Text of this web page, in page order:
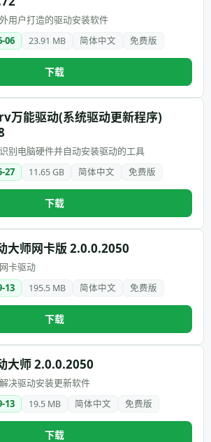
用户打造的驱动安装软件
06
23.91 MB 简体中文 免费版
下载
万能驱动(系统驱动更新程序)
别电脑硬件并自动安装驱动的工具
27
11.65 GB 简体中文 免费版
下载
大师网卡版 2.0.0.2050
卡驱动
13
195.5 MB 简体中文 免费版
下载
大师 2.0.0.2050
决驱动安装更新软件
13
19.5 MB 简体中文 免费版
下载